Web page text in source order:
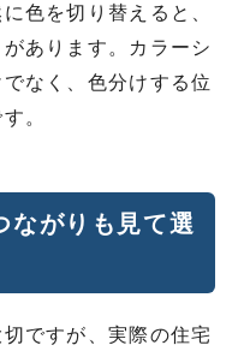
色を切り替えると、
あります。カラーシ
なく、色分けする位
。
ながりも見て選
ですが、実際の住宅